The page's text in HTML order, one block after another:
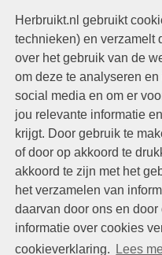
Herbruikt.nl gebruikt
technieken) en verzamelt
over het gebruik van de
om deze te analyseren
social media en om er
jou relevante informatie
krijgt. Door gebruik te
of door op akkoord te
akkoord te zijn met het
het verzamelen van
daarvan door ons en door
informatie over cookies
cookieverklaring.
Lees
wil je het liefst dat deze zo mooi
inch banden. Bij Herbruikt.nl kan
bekijken of deze gepast zijn voor
winterbanden, vier seizoenen
verkrijgbaar bij Herbruikt.nl.
Wil jezelf ook je velgen of banden
mogelijkheid om gratis je banen of
Copyright © Herbruikt.nl Alle
nieuwe of
tweedehands spullen
Home
Verkopen